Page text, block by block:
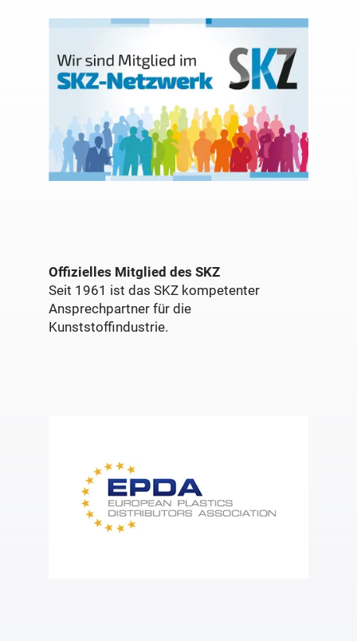
Offizielles Mitglied des SKZ
Seit 1961 ist das SKZ kompetenter
Ansprechpartner für die
Kunststoffindustrie.